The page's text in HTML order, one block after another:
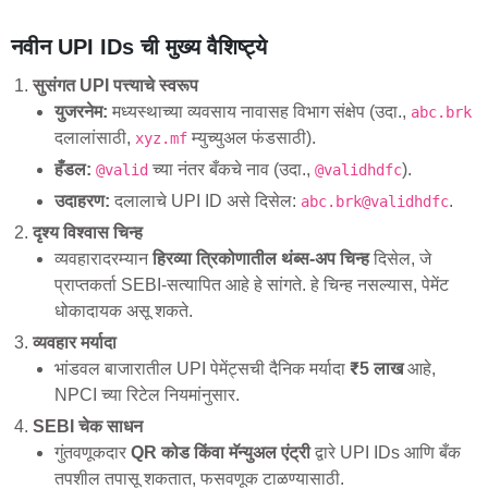
नवीन UPI IDs ची मुख्य वैशिष्ट्ये
सुसंगत UPI पत्त्याचे स्वरूप
युजरनेम: मध्यस्थाच्या व्यवसाय नावासह विभाग संक्षेप (उदा., abc.brk
दलालांसाठी, xyz.mf म्युच्युअल फंडसाठी).
हँडल: @valid च्या नंतर बँकचे नाव (उदा., @validhdfc).
उदाहरण: दलालाचे UPI ID असे दिसेल: abc.brk@validhdfc.
दृश्य विश्वास चिन्ह
व्यवहारादरम्यानहिरव्या त्रिकोणातील थंब्स-अप चिन्हदिसेल, जे
प्राप्तकर्ता SEBI-सत्यापित आहे हे सांगते. हे चिन्ह नसल्यास, पेमेंट
धोकादायक असू शकते.
व्यवहार मर्यादा
भांडवल बाजारातील UPI पेमेंट्सची दैनिक मर्यादा ₹5 लाखआहे,
NPCI च्या रिटेल नियमांनुसार.
SEBI चेक साधन
गुंतवणूकदार QR कोड किंवा मॅन्युअल एंट्रीद्वारे UPI IDs आणि बँक
तपशील तपासू शकतात, फसवणूक टाळण्यासाठी.